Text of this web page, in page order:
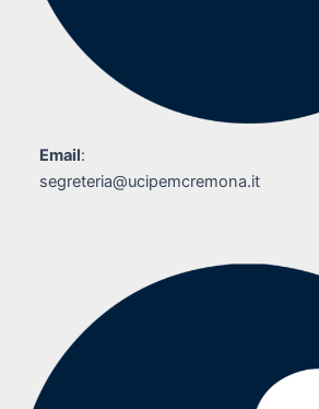
Email:
segreteria@ucipemcremona.it